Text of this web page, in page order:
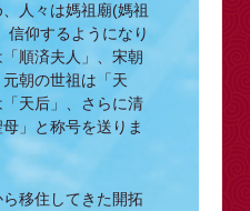
人々は媽祖廟(媽祖
信仰するようになり
順済夫人」、宋朝
朝の世祖は「天
天后」、さらに清
」と称号を送りま
移住してきた開拓